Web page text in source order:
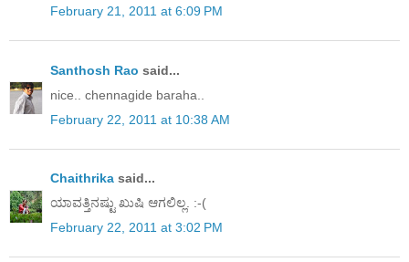
February 21, 2011 at 6:09 PM
Santhosh Rao said...
nice.. chennagide baraha..
February 22, 2011 at 10:38 AM
Chaithrika said...
ಯಾವತ್ತಿನಷ್ಟು ಖುಷಿ ಆಗಲಿಲ್ಲ. :-(
February 22, 2011 at 3:02 PM